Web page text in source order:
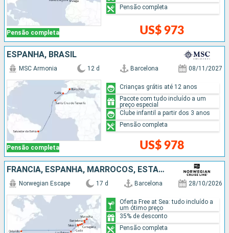
Pensão completa US$ 973
Pensão completa
ESPANHA, BRASIL
Pensão completa
MSC Armonia 12 d Barcelona 08/11/2027
US$ 978
Crianças grátis até 12 anos
Pacote com tudo incluído a um
preço especial
Clube infantil a partir dos 3 anos
Pensão completa
FRANCIA, ESPANHA, MARROCOS, ESTADOS UNIDOS
Norwegian Escape 17 d Barcelona 28/10/2026
Oferta Free at Sea: tudo incluído a
um ótimo preço
35% de desconto
Pensão completa